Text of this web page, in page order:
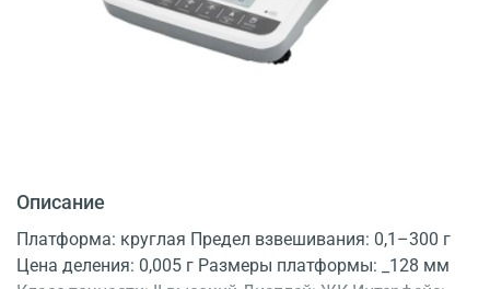
Описание
Платформа: круглая Предел взвешивания: 0,1–300 г
Цена деления: 0,005 г Размеры платформы: _128 мм